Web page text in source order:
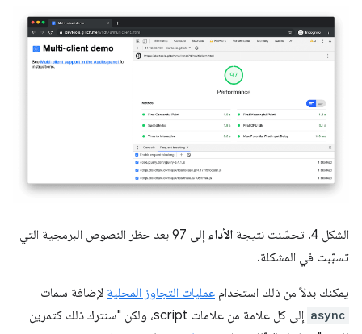
الشكل 4. تحسّنت نتيجة الأداء
إلى 97 بعد حظر النصوص البرمجية التي
تسبّبت في المشكلة.
يمكنك بدلاً من ذلك استخدام عمليات التجاوز المحلية لإضافة سمات
async
إلى كل علامة من علامات script، ولكن "سنترك ذلك كتمرين